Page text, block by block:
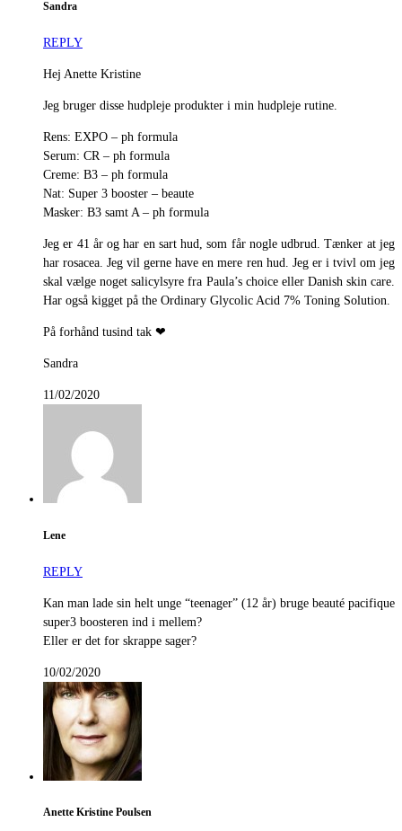
Sandra
REPLY
Hej Anette Kristine
Jeg bruger disse hudpleje produkter i min hudpleje rutine.
Rens: EXPO – ph formula
Serum: CR – ph formula
Creme: B3 – ph formula
Nat: Super 3 booster – beaute
Masker: B3 samt A – ph formula
Jeg er 41 år og har en sart hud, som får nogle udbrud. Tænker at jeg
har rosacea. Jeg vil gerne have en mere ren hud. Jeg er i tvivl om jeg
skal vælge noget salicylsyre fra Paula’s choice eller Danish skin care.
Har også kigget på the Ordinary Glycolic Acid 7% Toning Solution.
På forhånd tusind tak ❤
Sandra
11/02/2020
Lene
REPLY
Kan man lade sin helt unge “teenager” (12 år) bruge beauté pacifique
super3 boosteren ind i mellem?
Eller er det for skrappe sager?
10/02/2020
Anette Kristine Poulsen